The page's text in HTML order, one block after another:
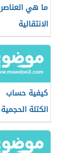
ما هي العناصر
الانتقالية
كيفية حساب
الكتلة الحجمية